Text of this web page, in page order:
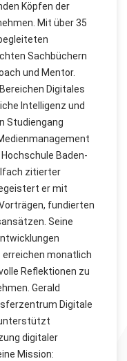
Köpfen der
Mit über 35
Sachbüchern
und Mentor.
Digitales
Intelligenz und
Studiengang
Baden-
zitierter
er mit
fundierten
Seine
erreichen monatlich
Reflektionen zu
Gerald
Digitale
unterstützt
digitaler
Mission: